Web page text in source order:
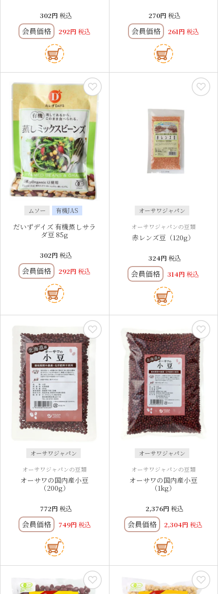
302 税込
会員価格 292 税込
270 税込
会員価格 261 税込
ムソー 有機JAS
だいずデイズ 有機蒸しサラ
ダ豆 85g
302 税込
会員価格 292 税込
オーサワジャパン
オーサワジャパンの豆類
赤レンズ豆（120g）
324 税込
会員価格 314 税込
オーサワジャパン
オーサワジャパンの豆類
オーサワの国内産小豆
（200g）
772 税込
会員価格 749 税込
オーサワジャパン
オーサワジャパンの豆類
オーサワの国内産小豆
（1kg）
2,376 税込
会員価格 2,304 税込